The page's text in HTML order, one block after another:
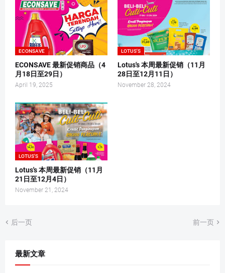
ECONSAVE
ECONSAVE 最新促销商品（4
月18日至29日）
April 19, 2025
LOTUS'S
Lotus's 本周最新促销（11月
28日至12月11日）
November 28, 2024
LOTUS'S
Lotus's 本周最新促销（11月
21日至12月4日）
November 21, 2024
后一页 前一页
最新文章